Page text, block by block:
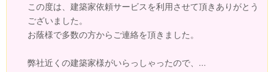
この度は、建築家依頼サービスを利用させて頂きありがとう
ございました。
お蔭様で多数の方からご連絡を頂きました。
弊社近くの建築家様がいらっしゃったので、...